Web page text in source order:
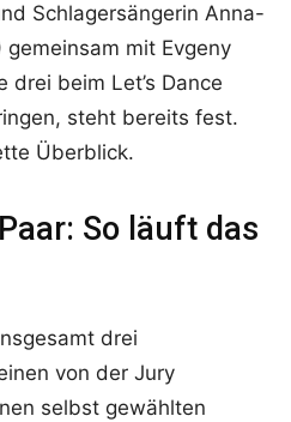
Schlagersängerin Anna-
mit Evgeny
drei beim Let’s Dance
steht bereits fest.
Überblick.
So läuft das
drei
von der Jury
selbst gewählten